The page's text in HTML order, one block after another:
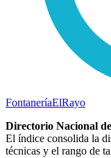
FontaneríaElRayo
Directorio Nacional
El índice consolida la
técnicas y el rango de